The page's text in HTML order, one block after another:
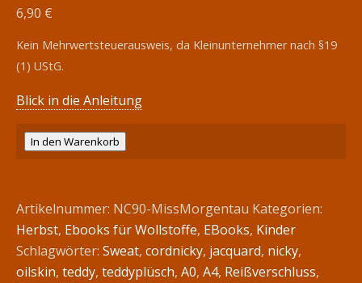
6,90 €
Kein Mehrwertsteuerausweis, da Kleinunternehmer nach §19
(1) UStG.
Blick in die Anleitung
E-
Menge
In den Warenkorb
Artikelnummer: NC90-MissMorgentau Kategorien:
Herbst, Ebooks für Wollstoffe, EBooks, Kinder
Schlagwörter: Sweat, cordnicky, jacquard, nicky,
oilskin, teddy, teddyplüsch, A0, A4, Reißverschluss,